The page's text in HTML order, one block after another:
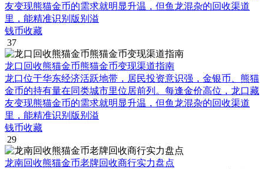
友变现熊猫金币的需求就明显升温，但鱼龙混杂的回收渠道
里，能精准识别版别溢
钱币收藏
37
龙口回收熊猫金币熊猫金币变现渠道指南
龙口位于华东经济活跃地带，居民投资意识强，金银币、熊猫
金币的持有量在同类城市里位居前列。每逢金价高位，龙口藏
友变现熊猫金币的需求就明显升温，但鱼龙混杂的回收渠道
里，能精准识别版别溢
钱币收藏
29
龙南回收熊猫金币老牌回收商行实力盘点